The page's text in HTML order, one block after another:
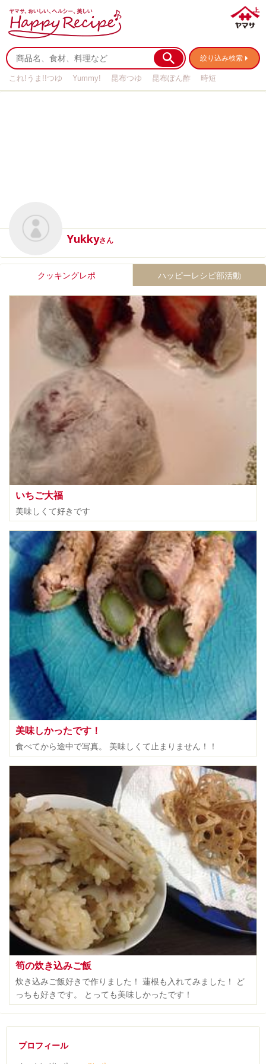
絞り込み検索
これ!うま!!つゆ Yummy! 昆布つゆ 昆布ぽん酢
時短
Yukkyさん
クッキングレポ ハッピーレシピ部活動
いちご大福
美味しくて好きです
美味しかったです！
食べてから途中で写真。 美味しくて止まりません！！
筍の炊き込みご飯
炊き込みご飯好きで作りました！ 蓮根も入れてみました！ ど
っちも好きです。 とっても美味しかったです！
プロフィール